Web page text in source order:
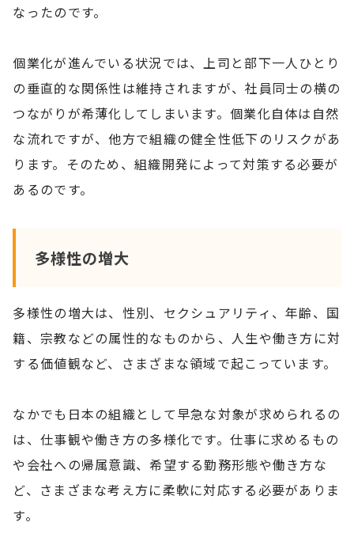
なったのです。
個業化が進んでいる状況では、上司と部下一人ひとり
の垂直的な関係性は維持されますが、社員同士の横の
つながりが希薄化してしまいます。個業化自体は自然
な流れですが、他方で組織の健全性低下のリスクがあ
ります。そのため、組織開発によって対策する必要が
あるのです。
多様性の増大
多様性の増大は、性別、セクシュアリティ、年齢、国
籍、宗教などの属性的なものから、人生や働き方に対
する価値観など、さまざまな領域で起こっています。
なかでも日本の組織として早急な対象が求められるの
は、仕事観や働き方の多様化です。仕事に求めるもの
や会社への帰属意識、希望する勤務形態や働き方な
ど、さまざまな考え方に柔軟に対応する必要がありま
す。